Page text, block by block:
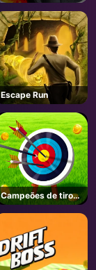
Escape Run
Campeões de tiro
com arco